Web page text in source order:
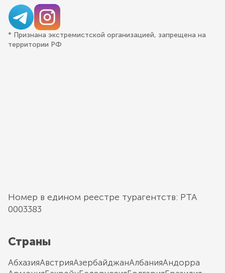
* Признана экстремистской организацией, запрещена на
территории РФ
Номер в едином реестре турагентств: РТА
0003383
Страны
АбхазияАвстрияАзербайджанАлбанияАндорра